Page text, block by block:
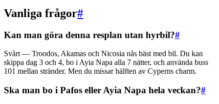
Vanliga frågor#
Kan man göra denna resplan utan hyrbil?#
Svårt — Troodos, Akamas och Nicosia nås bäst med bil. Du kan
skippa dag 3 och 4, bo i Ayia Napa alla 7 nätter, och använda buss
101 mellan stränder. Men du missar hälften av Cyperns charm.
Ska man bo i Pafos eller Ayia Napa hela veckan?#